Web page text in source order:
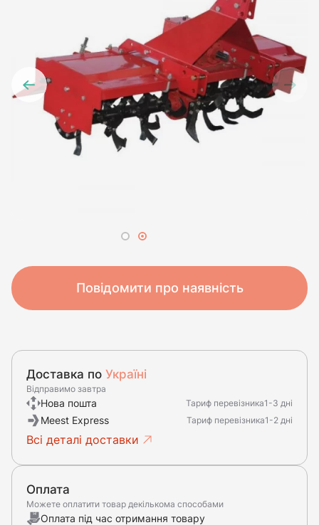
Повідомити про наявність
Доставка по Україні
Відправимо завтра
Нова пошта Тариф перевізника1-3 дні
Meest Express Тариф перевізника1-2 дні
Всі деталі доставки
Оплата
Можете оплатити товар декількома способами
Оплата під час отримання товару